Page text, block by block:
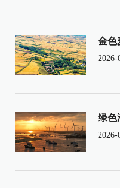
金色
2026-
绿色
2026-